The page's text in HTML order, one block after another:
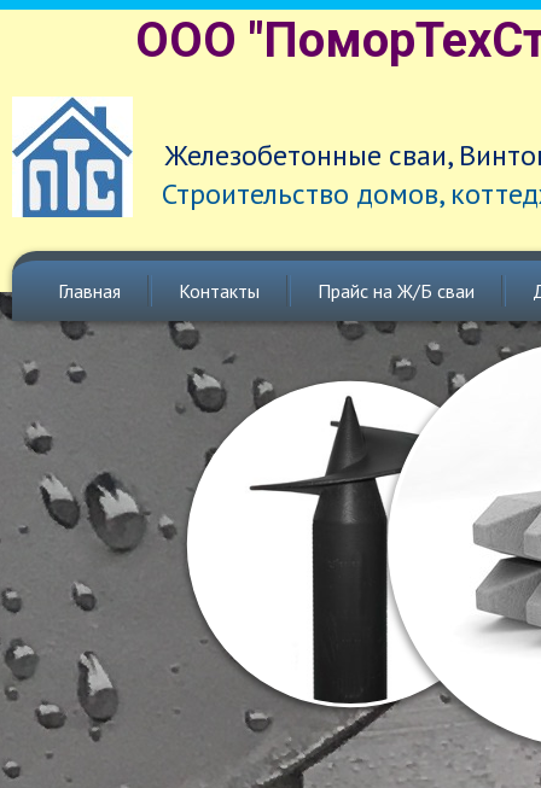
ООО
Железобетонные сваи,
Строительство домов,
Главная Контакты Прайс на Ж/Б сваи